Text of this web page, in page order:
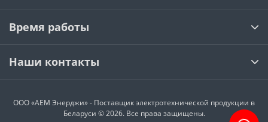
Время работы
Наши контакты
ООО «АЕМ Энерджи» - Поставщик электротехнической продукции в
Беларуси © 2026. Все права защищены.